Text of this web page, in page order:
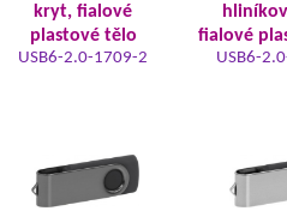
kryt, fialové
plastové tělo
USB6-2.0-1709-2
fialové
USB6-